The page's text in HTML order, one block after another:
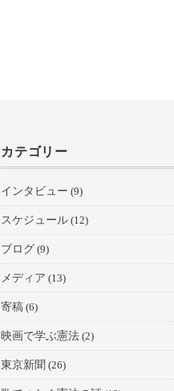
カテゴリー
インタビュー (9)
スケジュール (12)
ブログ (9)
メディア (13)
寄稿 (6)
映画で学ぶ憲法 (2)
東京新聞 (26)